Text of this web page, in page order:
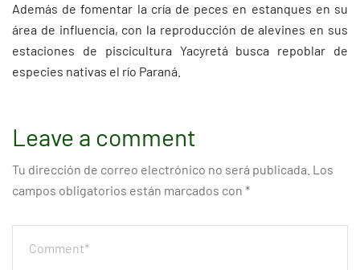
Además de fomentar la cría de peces en estanques en su
área de influencia, con la reproducción de alevines en sus
estaciones de piscicultura Yacyretá busca repoblar de
especies nativas el río Paraná.
Leave a comment
Tu dirección de correo electrónico no será publicada. Los
campos obligatorios están marcados con *